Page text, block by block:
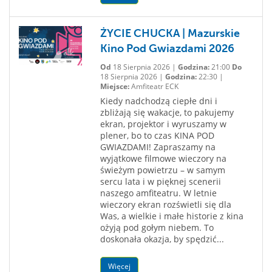
ŻYCIE CHUCKA | Mazurskie
Kino Pod Gwiazdami 2026
Od 18 Sierpnia 2026 | Godzina:21:00 Do
18 Sierpnia 2026 | Godzina:22:30 |
Miejsce:Amfiteatr ECK
Kiedy nadchodzą ciepłe dni i
zbliżają się wakacje, to pakujemy
ekran, projektor i wyruszamy w
plener, bo to czas KINA POD
GWIAZDAMI! Zapraszamy na
wyjątkowe filmowe wieczory na
świeżym powietrzu – w samym
sercu lata i w pięknej scenerii
naszego amfiteatru. W letnie
wieczory ekran rozświetli się dla
Was, a wielkie i małe historie z kina
ożyją pod gołym niebem. To
doskonała okazja, by spędzić...
Więcej